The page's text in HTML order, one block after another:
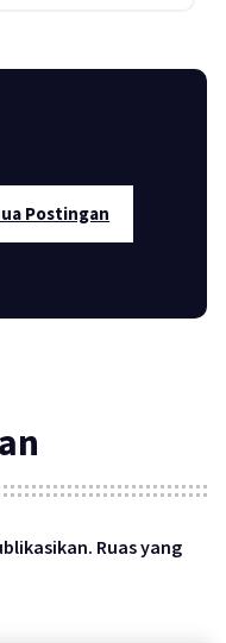
Postingan
Ruas yang